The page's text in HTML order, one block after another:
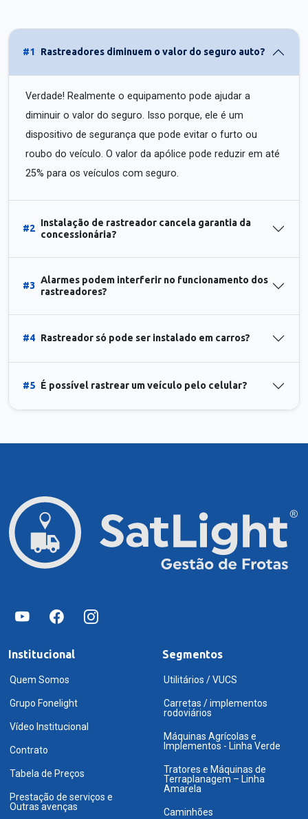
#1 Rastreadores diminuem o valor do seguro auto?
Verdade! Realmente o equipamento pode ajudar a
diminuir o valor do seguro. Isso porque, ele é um
dispositivo de segurança que pode evitar o furto ou
roubo do veículo. O valor da apólice pode reduzir em até
25% para os veículos com seguro.
#2
Instalação de rastreador cancela garantia da
concessionária?
#3
Alarmes podem interferir no funcionamento dos
rastreadores?
#4 Rastreador só pode ser instalado em carros?
#5 É possível rastrear um veículo pelo celular?
Institucional
Quem Somos
Grupo Fonelight
Vídeo Institucional
Contrato
Tabela de Preços
Prestação de serviços e
Outras avenças
Segmentos
Utilitários / VUCS
Carretas / implementos
rodoviários
Máquinas Agrícolas e
Implementos - Linha Verde
Tratores e Máquinas de
Terraplanagem – Linha
Amarela
Caminhões